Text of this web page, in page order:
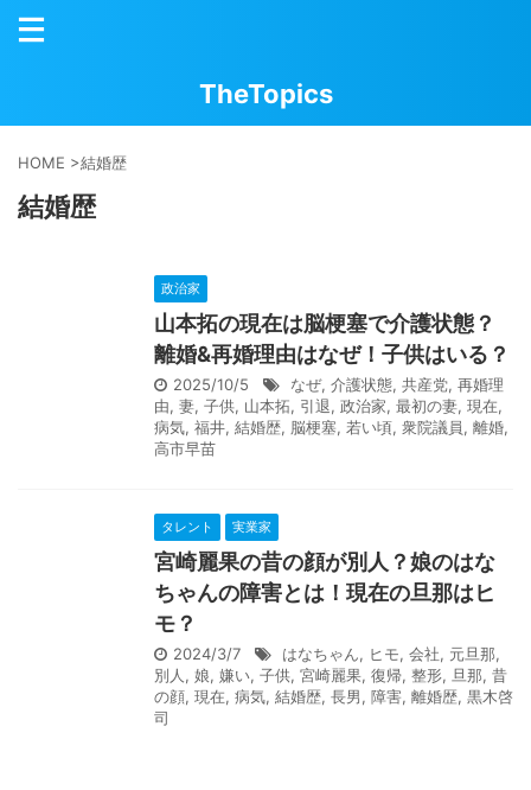
TheTopics
HOME >結婚歴
結婚歴
政治家
山本拓の現在は脳梗塞で介護状態？
離婚&再婚理由はなぜ！子供はいる？
2025/10/5 なぜ, 介護状態, 共産党, 再婚理
由, 妻, 子供, 山本拓, 引退, 政治家, 最初の妻, 現在,
病気, 福井, 結婚歴, 脳梗塞, 若い頃, 衆院議員, 離婚,
高市早苗
タレント 実業家
宮崎麗果の昔の顔が別人？娘のはな
ちゃんの障害とは！現在の旦那はヒ
モ？
2024/3/7 はなちゃん, ヒモ, 会社, 元旦那,
別人 , 娘, 嫌い, 子供, 宮崎麗果, 復帰, 整形, 旦那, 昔
の顔, 現在, 病気, 結婚歴, 長男, 障害, 離婚歴, 黒木啓
司